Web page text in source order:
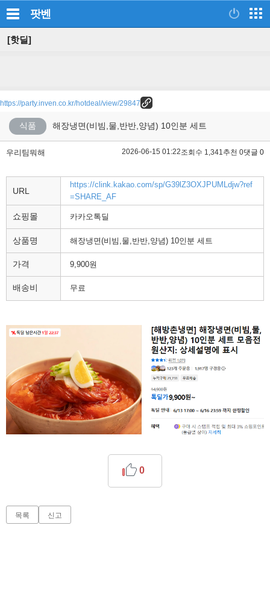
팟벤
[핫딜]
https://party.inven.co.kr/hotdeal/view/29847
식품 해장냉면(비빔,물,반반,양념) 10인분 세트
우리팀뭐해 2026-06-15 01:22조회수 1,341추천 0댓글 0
URL
https://clink.kakao.com/sp/G39lZ3OXJPUMLdjw?ref
=SHARE_AF
쇼핑몰 카카오톡딜
상품명 해장냉면(비빔,물,반반,양념) 10인분 세트
가격 9,900원
배송비 무료
0
목록 신고